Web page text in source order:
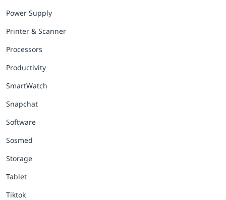
Power Supply
Printer & Scanner
Processors
Productivity
SmartWatch
Snapchat
Software
Sosmed
Storage
Tablet
Tiktok